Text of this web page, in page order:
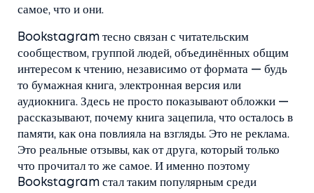
самое, что и они.
Bookstagram тесно связан с читательским
сообществом, группой людей, объединённых общим
интересом к чтению, независимо от формата — будь
то бумажная книга, электронная версия или
аудиокнига. Здесь не просто показывают обложки —
рассказывают, почему книга зацепила, что осталось в
памяти, как она повлияла на взгляды. Это не реклама.
Это реальные отзывы, как от друга, который только
что прочитал то же самое. И именно поэтому
Bookstagram стал таким популярным среди